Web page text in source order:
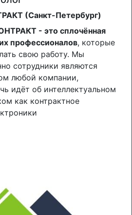
(Санкт-Петербург)
- это сплочённая
профессионалов, которые
свою работу. Мы
сотрудники являются
любой компании,
идёт об интеллектуальном
как контрактное